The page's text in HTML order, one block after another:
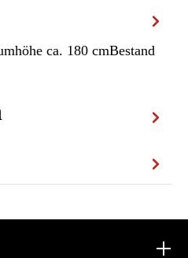
ca. 180 cmBestand